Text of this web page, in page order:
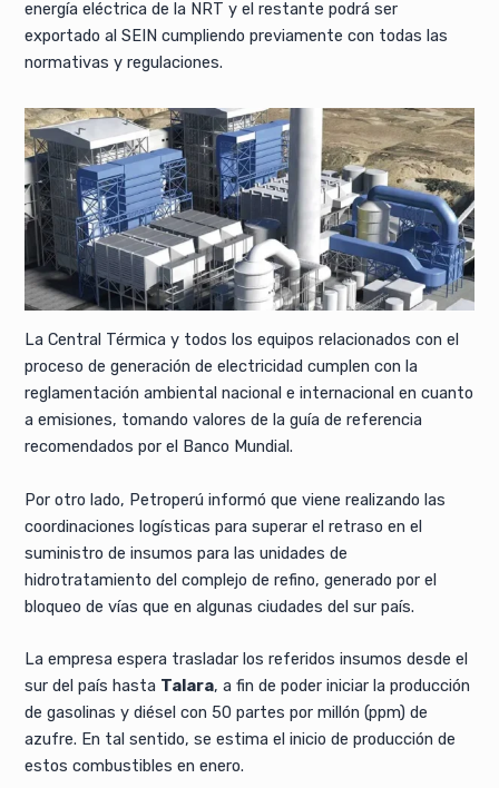
energía eléctrica de la NRT y el restante podrá ser
exportado al SEIN cumpliendo previamente con todas las
normativas y regulaciones.
La Central Térmica y todos los equipos relacionados con el
proceso de generación de electricidad cumplen con la
reglamentación ambiental nacional e internacional en cuanto
a emisiones, tomando valores de la guía de referencia
recomendados por el Banco Mundial.
Por otro lado, Petroperú informó que viene realizando las
coordinaciones logísticas para superar el retraso en el
suministro de insumos para las unidades de
hidrotratamiento del complejo de refino, generado por el
bloqueo de vías que en algunas ciudades del sur país.
La empresa espera trasladar los referidos insumos desde el
sur del país hasta Talara, a fin de poder iniciar la producción
de gasolinas y diésel con 50 partes por millón (ppm) de
azufre. En tal sentido, se estima el inicio de producción de
estos combustibles en enero.